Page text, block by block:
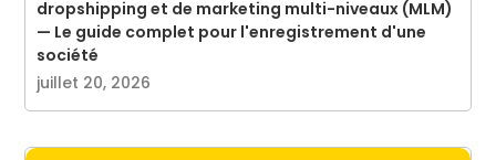
dropshipping et de marketing multi-niveaux (MLM)
— Le guide complet pour l'enregistrement d'une
société
juillet 20, 2026